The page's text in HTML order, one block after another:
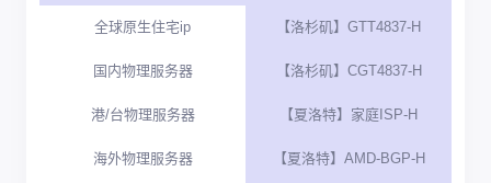
全球原生住宅ip
国内物理服务器
港/台物理服务器
海外物理服务器
【洛杉矶】GTT4837-H
【洛杉矶】CGT4837-H
【夏洛特】家庭ISP-H
【夏洛特】AMD-BGP-H